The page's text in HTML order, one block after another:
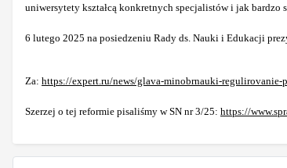
uniwersytety kształcą konkretnych specjalistów i jak bardzo
6 lutego 2025 na posiedzeniu Rady ds. Nauki i Edukacji
Za: https://expert.ru/news/glava-minobrnauki-regulirovanie-
Szerzej o tej reformie pisaliśmy w SN nr 3/25: https://